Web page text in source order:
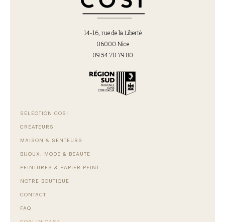
14-16, rue de la Liberté
06000 Nice
09 54 70 79 80
SÉLECTION COSI
CRÉATEURS
MAISON & SENTEURS
BIJOUX, MODE & BEAUTÉ
PEINTURES & PAPIER-PEINT
NOTRE BOUTIQUE
CONTACT
FAQ